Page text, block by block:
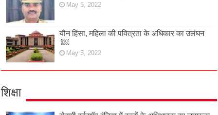
May 5, 2022
यौन हिंसा, महिला की पवित्रता के अधिकार का उलंघन
￼
May 5, 2022
शिक्षा